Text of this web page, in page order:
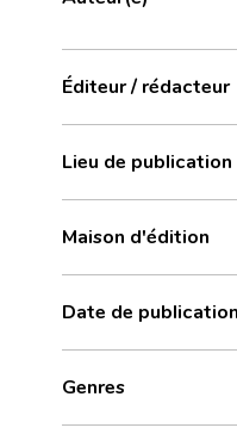
Éditeur / rédacteur
Lieu de publication
Maison d'édition
Date de publication
Genres